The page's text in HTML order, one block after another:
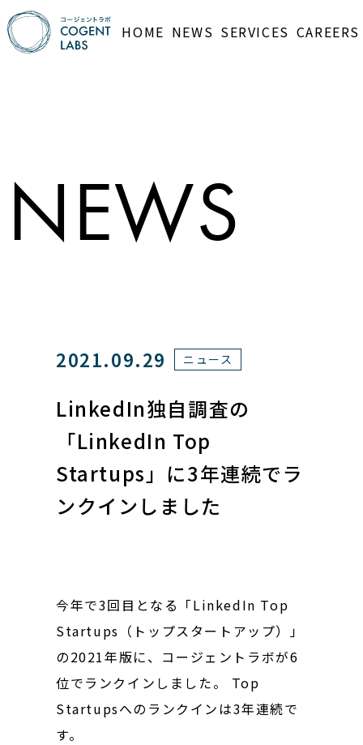
HOME NEWS SERVICES CAREERS
NEWS
2021.09.29 ニュース
LinkedIn独自調査の
「LinkedIn Top
Startups」に3年連続でラ
ンクインしました
今年で3回目となる「LinkedIn Top
Startups（トップスタートアップ）」
の2021年版に、コージェントラボが6
位でランクインしました。 Top
Startupsへのランクインは3年連続で
す。